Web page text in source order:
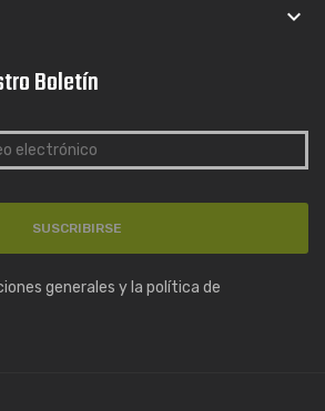

Boletín
SUSCRIBIRSE
generales y la política de